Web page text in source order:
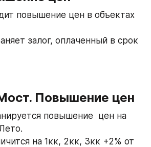
повышение цен в объектах
залог, оплаченный в срок
Повышение цен
повышение  цен на
на 1кк, 2кк, 3кк +2% от